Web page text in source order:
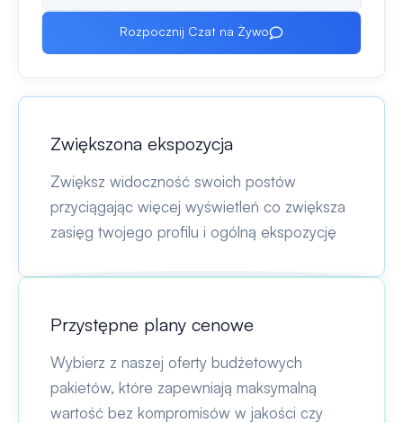
Rozpocznij Czat na Żywo
Zwiększona ekspozycja
Zwiększ widoczność swoich postów
przyciągając więcej wyświetleń co zwiększa
zasięg twojego profilu i ogólną ekspozycję
Przystępne plany cenowe
Wybierz z naszej oferty budżetowych
pakietów, które zapewniają maksymalną
wartość bez kompromisów w jakości czy